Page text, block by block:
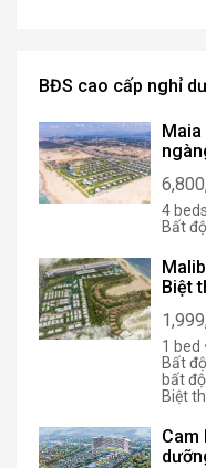
BĐS cao cấp nghỉ
Maia
4
Bất
Biệt
1 bed
Bất
bất
Biệt
Cam